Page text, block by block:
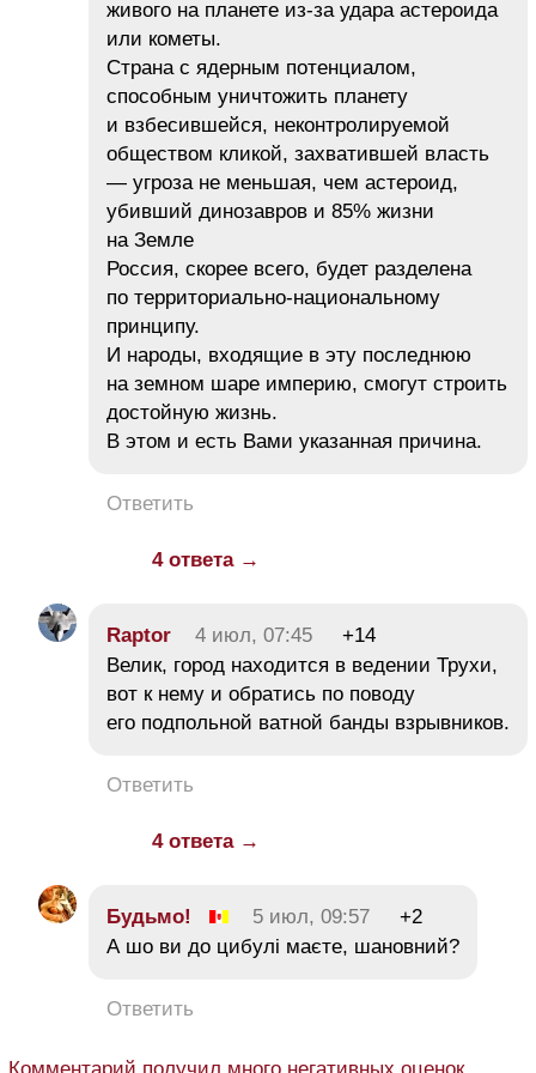
живого на планете из-за удара астероида
или кометы.
Страна с ядерным потенциалом,
способным уничтожить планету
и взбесившейся, неконтролируемой
обществом кликой, захватившей власть
— угроза не меньшая, чем астероид,
убивший динозавров и 85% жизни
на Земле
Россия, скорее всего, будет разделена
по территориально-национальному
принципу.
И народы, входящие в эту последнюю
на земном шаре империю, смогут строить
достойную жизнь.
В этом и есть Вами указанная причина.
Ответить
4 ответа →
Raptor 4 июл, 07:45
+14
Велик, город находится в ведении Трухи,
вот к нему и обратись по поводу
его подпольной ватной банды взрывников.
Ответить
4 ответа →
Будьмо! 5 июл, 09:57
+2
А шо ви до цибулі маєте, шановний?
Ответить